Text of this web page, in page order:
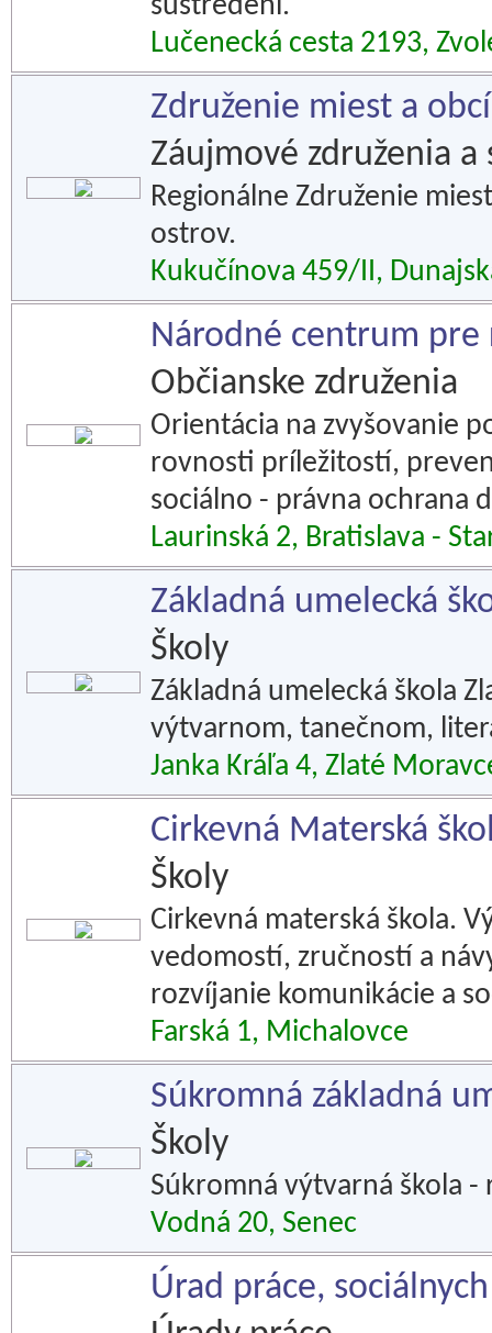
sústredení.
Lučenecká cesta 2193,
Združenie miest a
Záujmové združenia a
Regionálne Združenie
ostrov.
Kukučínova 459/II,
Národné centrum
Občianske združenia
Orientácia na zvyšovanie
rovnosti príležitostí,
sociálno - právna ochrana
Laurinská 2, Bratislava -
Základná umelecká
Školy
Základná umelecká škola
výtvarnom, tanečnom,
Janka Kráľa 4, Zlaté
Cirkevná Materská
Školy
Cirkevná materská škola.
vedomostí, zručností a
rozvíjanie komunikácie a
Farská 1, Michalovce
Súkromná základná
Školy
Súkromná výtvarná škola
Vodná 20, Senec
Úrad práce,